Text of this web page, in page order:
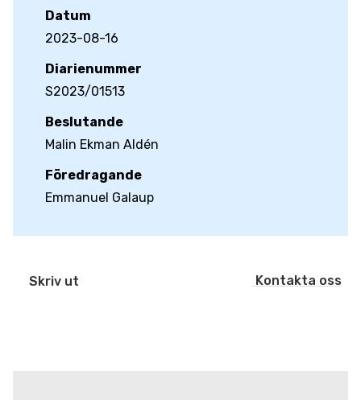
Datum
2023-08-16
Diarienummer
S2023/01513
Beslutande
Malin Ekman Aldén
Föredragande
Emmanuel Galaup
Skriv ut Kontakta oss